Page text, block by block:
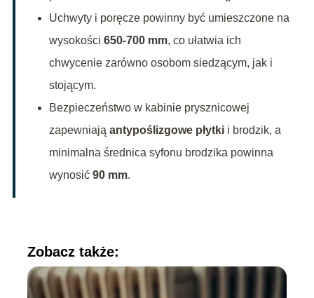
Uchwyty i poręcze powinny być umieszczone na
wysokości 650-700 mm, co ułatwia ich
chwycenie zarówno osobom siedzącym, jak i
stojącym.
Bezpieczeństwo w kabinie prysznicowej
zapewniają antypoślizgowe płytkii brodzik, a
minimalna średnica syfonu brodzika powinna
wynosić 90 mm.
Zobacz także: